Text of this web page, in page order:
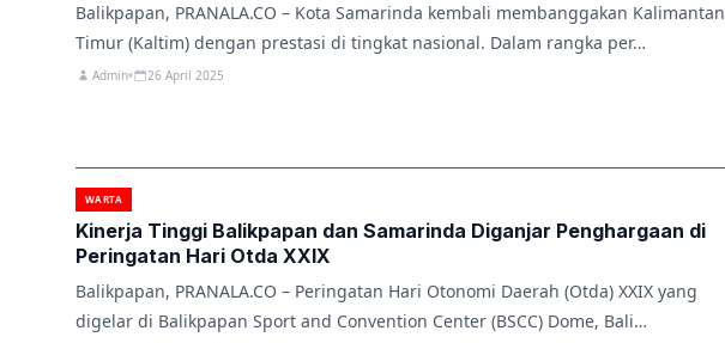
Balikpapan, PRANALA.CO – Kota Samarinda kembali membanggakan Kalimantan
Timur (Kaltim) dengan prestasi di tingkat nasional. Dalam rangka per…
Admin 26 April 2025
WARTA
Kinerja Tinggi Balikpapan dan Samarinda Diganjar Penghargaan di
Peringatan Hari Otda XXIX
Balikpapan, PRANALA.CO – Peringatan Hari Otonomi Daerah (Otda) XXIX yang
digelar di Balikpapan Sport and Convention Center (BSCC) Dome, Bali…